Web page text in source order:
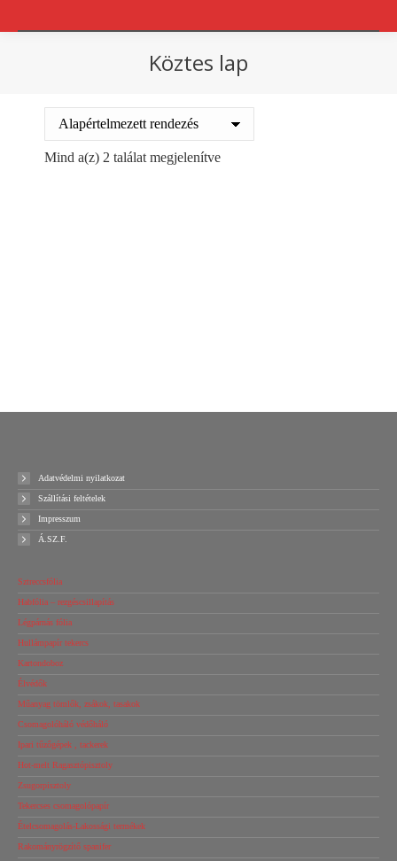
Köztes lap
Mind a(z) 2 találat megjelenítve
Adatvédelmi nyilatkozat
Szállítási feltételek
Impresszum
Á.SZ.F.
Sztreccsfólia
Habfólia – rezgéscsillapítás
Légpárnás fólia
Hullámpapír tekercs
Kartondoboz
Élvédők
Műanyag tömlők, zsákok, tasakok
Csomagolóháló védőháló
Ipari tűzőgépek , tackerek
Hot-melt Ragasztópisztoly
Zsugorpisztoly
Tekercses csomagolópapír
Ételcsomagolás-Lakossági termékek
Rakományrögzítő spanifer